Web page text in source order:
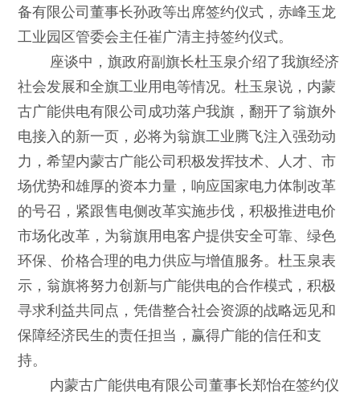
备有限公司董事长孙政等出席签约仪式，赤峰玉龙
工业园区管委会主任崔广清主持签约仪式。
座谈中，旗政府副旗长杜玉泉介绍了我旗经济
社会发展和全旗工业用电等情况。杜玉泉说，内蒙
古广能供电有限公司成功落户我旗，翻开了翁旗外
电接入的新一页，必将为翁旗工业腾飞注入强劲动
力，希望内蒙古广能公司积极发挥技术、人才、市
场优势和雄厚的资本力量，响应国家电力体制改革
的号召，紧跟售电侧改革实施步伐，积极推进电价
市场化改革，为翁旗用电客户提供安全可靠、绿色
环保、价格合理的电力供应与增值服务。杜玉泉表
示，翁旗将努力创新与广能供电的合作模式，积极
寻求利益共同点，凭借整合社会资源的战略远见和
保障经济民生的责任担当，赢得广能的信任和支
持。
内蒙古广能供电有限公司董事长郑怡在签约仪